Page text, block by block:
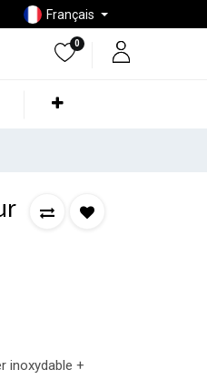
Français
0
inoxydable +